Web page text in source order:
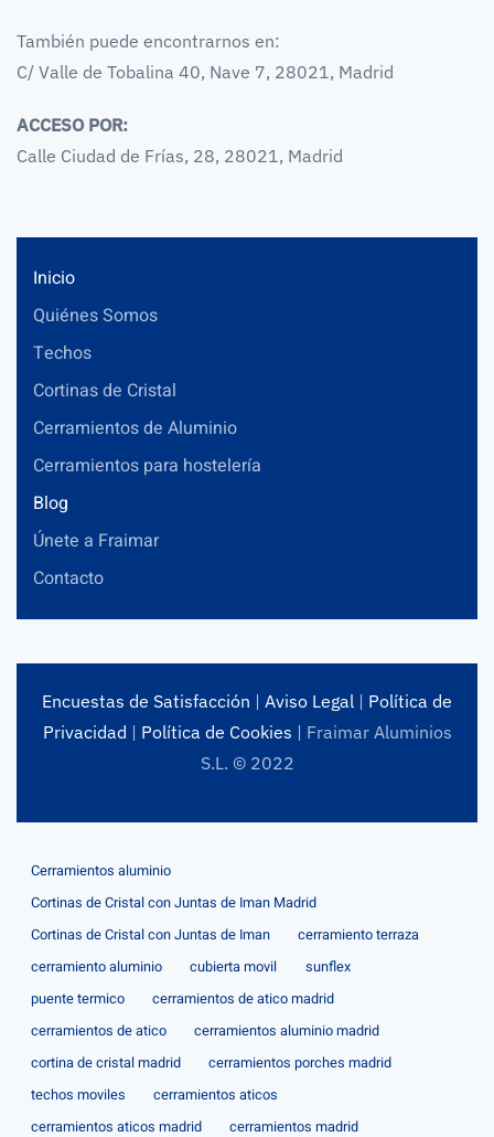
También puede encontrarnos en:
C/ Valle de Tobalina 40, Nave 7, 28021, Madrid
ACCESO POR:
Calle Ciudad de Frías, 28, 28021, Madrid
Inicio
Quiénes Somos
Techos
Cortinas de Cristal
Cerramientos de Aluminio
Cerramientos para hostelería
Blog
Únete a Fraimar
Contacto
Encuestas de Satisfacción | Aviso Legal | Política de
Privacidad | Política de Cookies | Fraimar Aluminios
S.L. © 2022
Cerramientos aluminio
Cortinas de Cristal con Juntas de Iman Madrid
Cortinas de Cristal con Juntas de Iman
cerramiento terraza
cerramiento aluminio
cubierta movil
sunflex
puente termico
cerramientos de atico madrid
cerramientos de atico
cerramientos aluminio madrid
cortina de cristal madrid
cerramientos porches madrid
techos moviles
cerramientos aticos
cerramientos aticos madrid
cerramientos madrid